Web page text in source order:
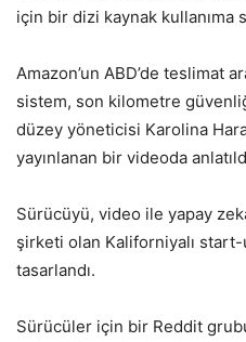
için bir dizi kaynak kullanıma
Amazon’un ABD’de teslimat
sistem, son kilometre
düzey yöneticisi Karolina
yayınlanan bir videoda
Sürücüyü, video ile yapay
şirketi olan Kaliforniyalı
tasarlandı.
Sürücüler için bir Reddit